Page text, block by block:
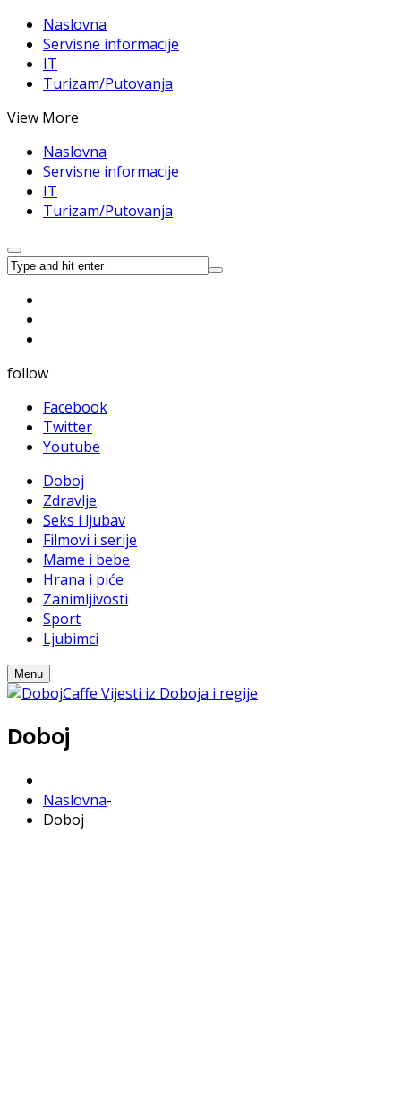
Naslovna
Servisne informacije
IT
Turizam/Putovanja
View More
Naslovna
Servisne informacije
IT
Turizam/Putovanja
follow
Facebook
Twitter
Youtube
Doboj
Zdravlje
Seks i ljubav
Filmovi i serije
Mame i bebe
Hrana i piće
Zanimljivosti
Sport
Ljubimci
Menu
Doboj
Naslovna-
Doboj